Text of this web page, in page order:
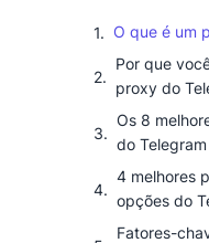
O que é um
Por que
proxy do
Os 8
do Telegram
4 melhores
opções do
Fatores-